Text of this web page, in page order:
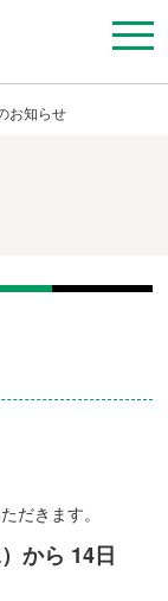
お知らせ
だきます。
から 14日